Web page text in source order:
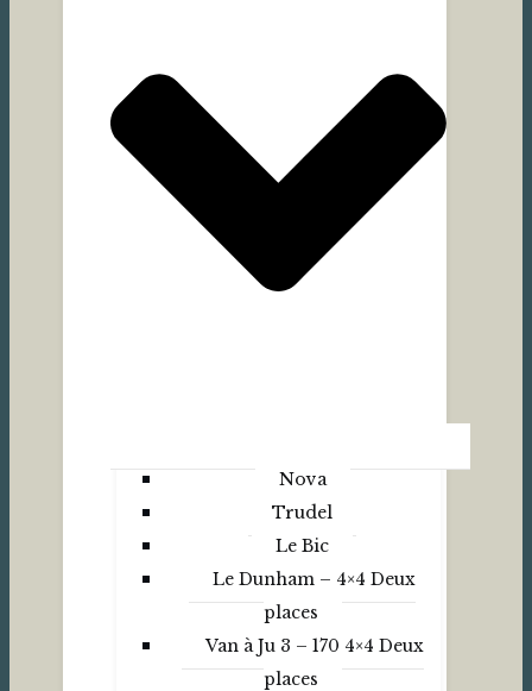
Nova
Trudel
Le Bic
Le Dunham – 4×4 Deux
places
Van à Ju 3 – 170 4×4 Deux
places